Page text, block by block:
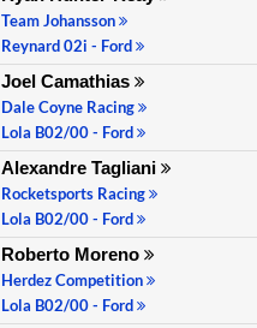
Team Johansson
Reynard 02i - Ford
Joel Camathias
Dale Coyne Racing
Lola B02/00 - Ford
Alexandre Tagliani
Rocketsports Racing
Lola B02/00 - Ford
Roberto Moreno
Herdez Competition
Lola B02/00 - Ford